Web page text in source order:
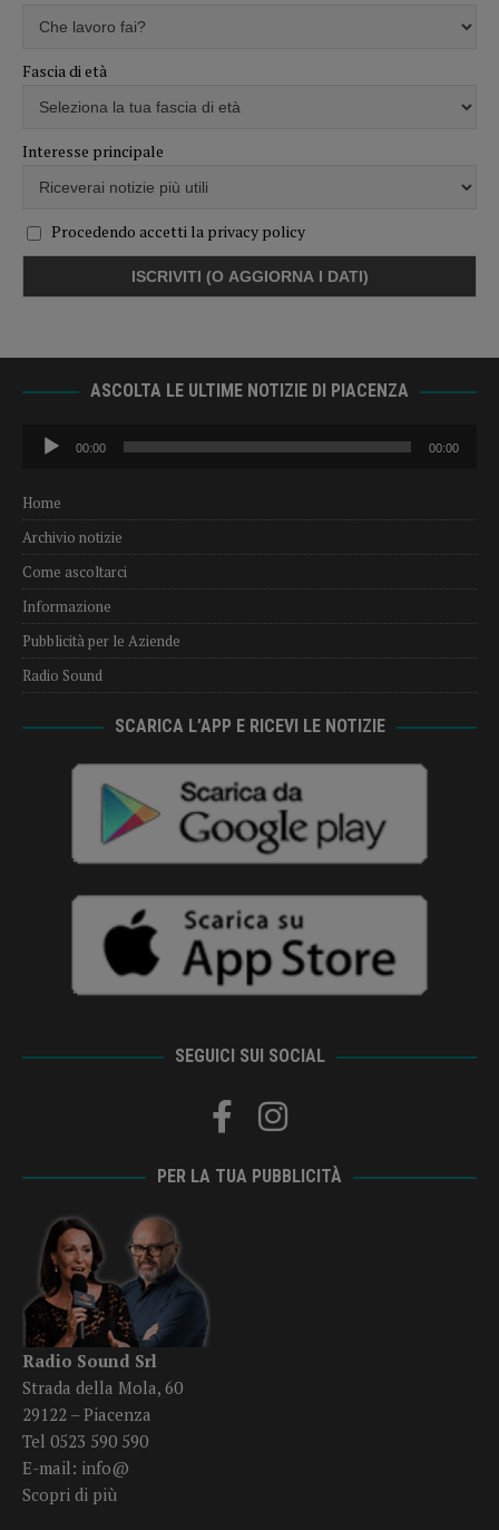
Fascia di età
Interesse principale
Procedendo accetti la privacy policy
ASCOLTA LE ULTIME NOTIZIE DI PIACENZA
Audio
Player
00:00 00:00
Home
Archivio notizie
Come ascoltarci
Informazione
Pubblicità per le Aziende
Radio Sound
SCARICA L’APP E RICEVI LE NOTIZIE
SEGUICI SUI SOCIAL
PER LA TUA PUBBLICITÀ
Radio Sound Srl
Strada della Mola, 60
29122 – Piacenza
Tel 0523 590 590
E-mail: info@
Scopri di più